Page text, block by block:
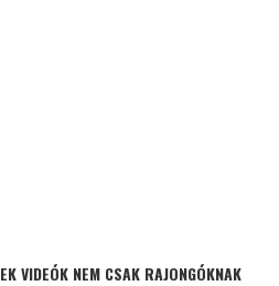
VIDEÓK NEM CSAK RAJONGÓKNAK